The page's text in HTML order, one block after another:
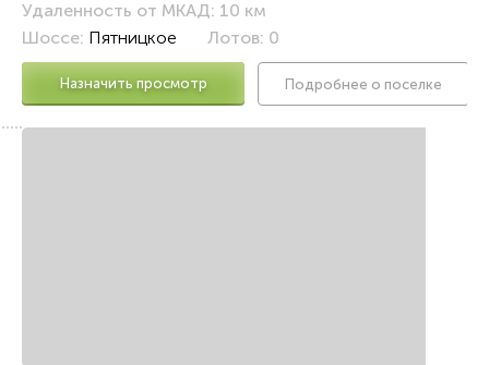
Удаленность от МКАД: 10 км
Шоссе: Пятницкое Лотов: 0
Назначить просмотр Подробнее о поселке